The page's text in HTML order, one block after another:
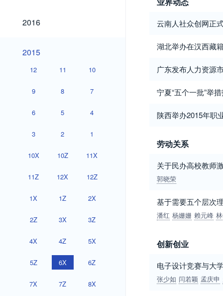
2016
2016
2015
2015
12 11 10
9 8 7
6 5 4
3 2 1
10X 10Z 11X
11Z 12X 12Z
1X 1Z 2X
2Z 3X 3Z
4X 4Z 5X
5Z 6X 6Z
7X 7Z 8X
云南人社众创网正
湖北举办在汉西藏
广东发布人力资源
宁夏“五个一批”举
陕西举办2015年职
劳动关系
关于民办高校教师
郭晓荣
基于需要五个层次
潘红 杨姗姗 赖元峰
创新创业
电子设计竞赛与大
张少如 闫若颖 孟庆申